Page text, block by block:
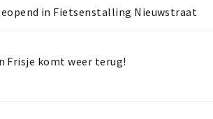
in Fietsenstalling Nieuwstraat
Frisje komt weer terug!